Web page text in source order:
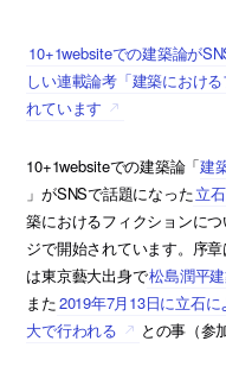
10+1websiteでの建築論が
しい連載論考「建築におけ
れています
10+1websiteでの建築論「建
」がSNSで話題になった立
築におけるフィクションに
ジで開始されています。序
は東京藝大出身で松島潤平
また2019年7月13日に立石
大で行われる
との事（参